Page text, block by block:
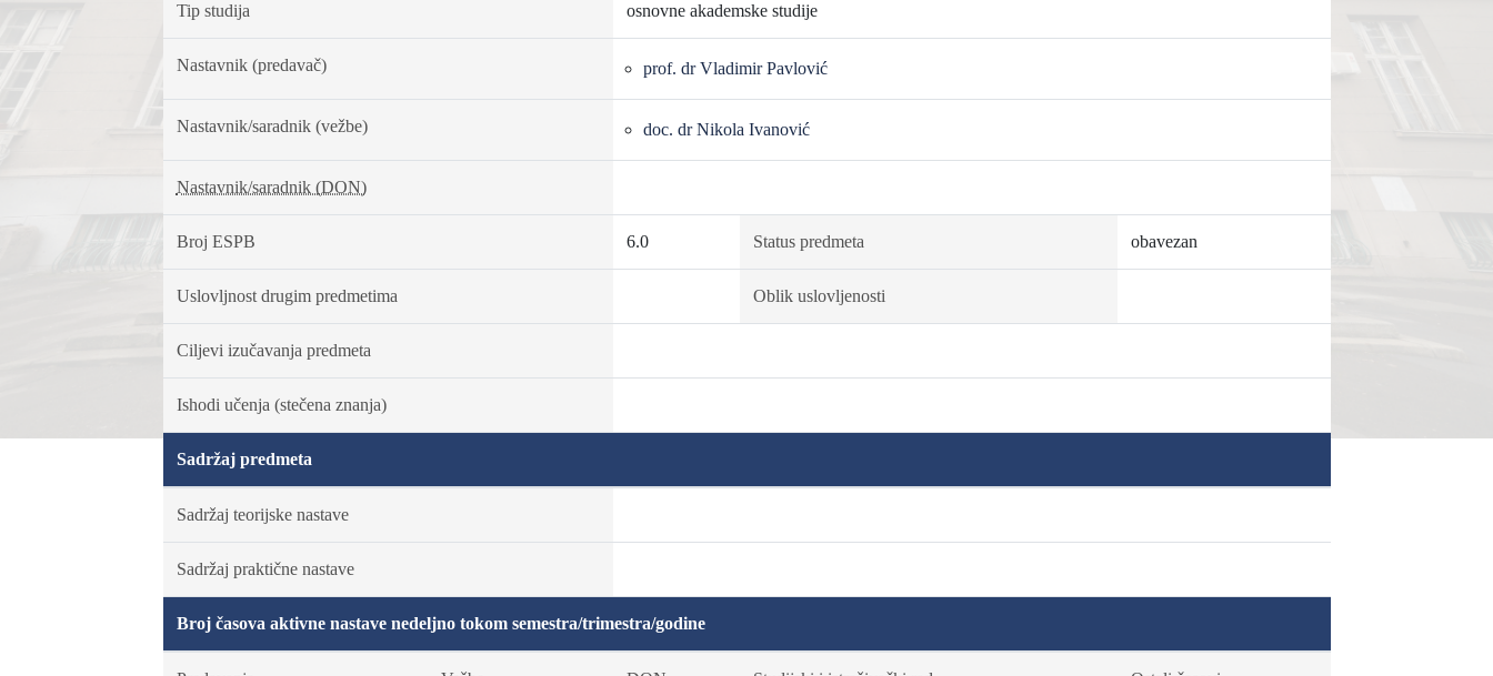
Tip studija osnovne akademske studije
Nastavnik (predavač) prof. dr Vladimir Pavlović
Nastavnik/saradnik (vežbe) doc. dr Nikola Ivanović
Nastavnik/saradnik (DON)
Broj ESPB 6.0 Status predmeta obavezan
Uslovljnost drugim predmetima Oblik uslovljenosti
Ciljevi izučavanja predmeta
Ishodi učenja (stečena znanja)
Sadržaj predmeta
Sadržaj teorijske nastave
Sadržaj praktične nastave
Broj časova aktivne nastave nedeljno tokom semestra/trimestra/godine